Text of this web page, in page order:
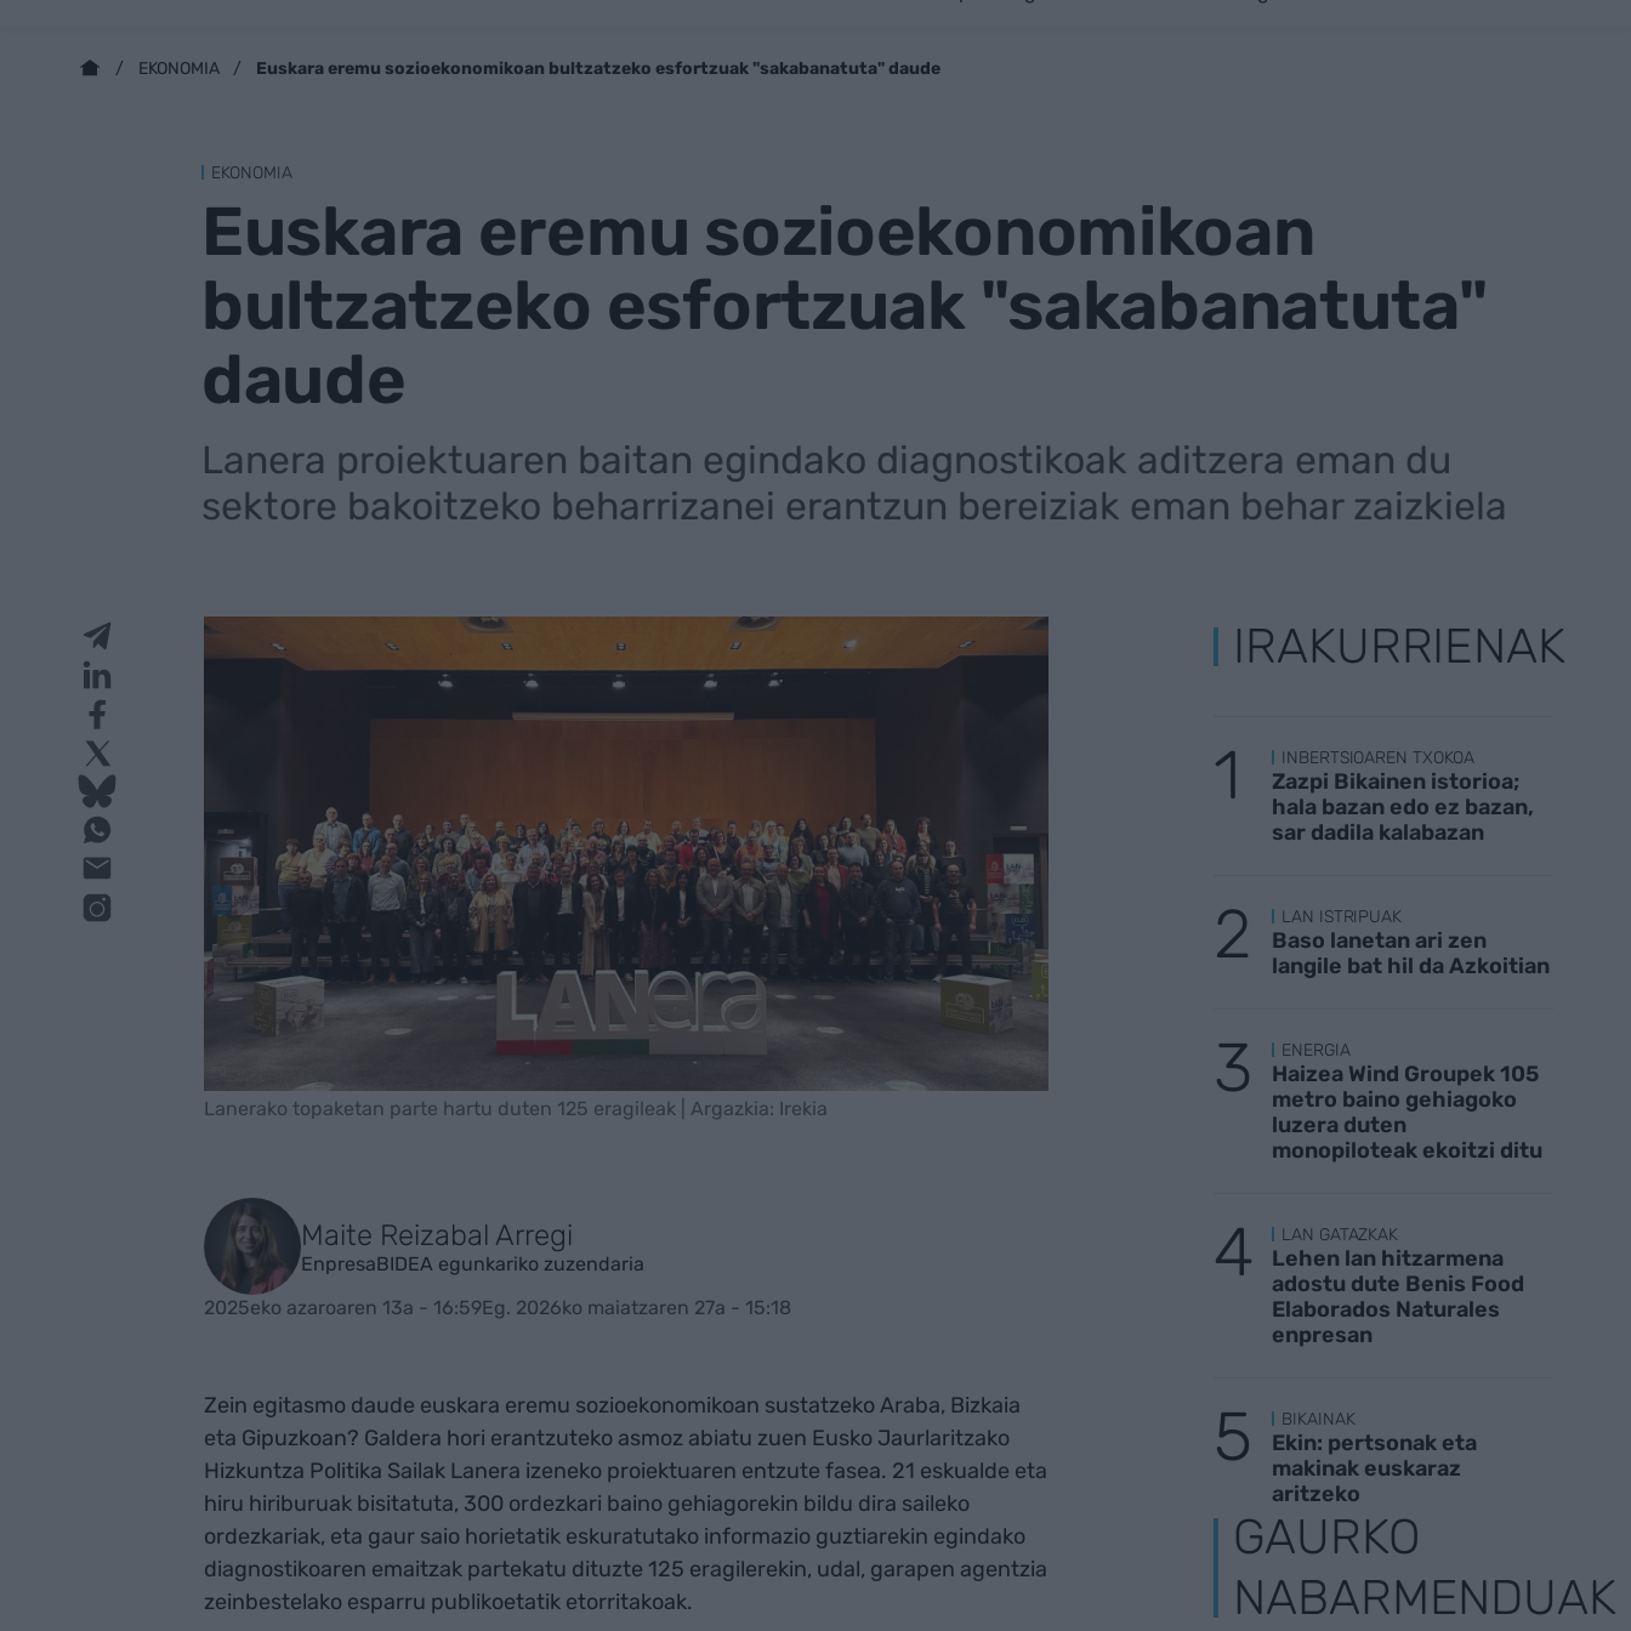
EKONOMIA Euskara eremu sozioekonomikoan bultzatzeko esfortzuak "sakabanatuta" daude
EKONOMIA
Euskara eremu sozioekonomikoan
bultzatzeko esfortzuak "sakabanatuta"
daude
Lanera proiektuaren baitan egindako diagnostikoak aditzera eman du
sektore bakoitzeko beharrizanei erantzun bereiziak eman behar zaizkiela
Lanerako topaketan parte hartu duten 125 eragileak | Argazkia: Irekia
Maite Reizabal Arregi
EnpresaBIDEA egunkariko zuzendaria
2025eko azaroaren 13a - 16:59Eg. 2026ko maiatzaren 27a - 15:18
Zein egitasmo daude euskara eremu sozioekonomikoan sustatzeko Araba, Bizkaia
eta Gipuzkoan? Galdera hori erantzuteko asmoz abiatu zuen Eusko Jaurlaritzako
Hizkuntza Politika Sailak Lanera izeneko proiektuaren entzute fasea. 21 eskualde eta
hiru hiriburuak bisitatuta, 300 ordezkari baino gehiagorekin bildu dira saileko
ordezkariak, eta gaur saio horietatik eskuratutako informazio guztiarekin egindako
diagnostikoaren emaitzak partekatu dituzte 125 eragilerekin, udal, garapen agentzia
zeinbestelako esparru publikoetatik etorritakoak.
IRAKURRIENAK
INBERTSIOAREN TXOKOA
Zazpi Bikainen istorioa;
hala bazan edo ez bazan,
sar dadila kalabazan
LAN ISTRIPUAK
Baso lanetan ari zen
langile bat hil da Azkoitian
ENERGIA
Haizea Wind Groupek 105
metro baino gehiagoko
luzera duten
monopiloteak ekoitzi ditu
LAN GATAZKAK
Lehen lan hitzarmena
adostu dute Benis Food
Elaborados Naturales
enpresan
BIKAINAK
Ekin: pertsonak eta
makinak euskaraz
aritzeko
GAURKO
NABARMENDUAK